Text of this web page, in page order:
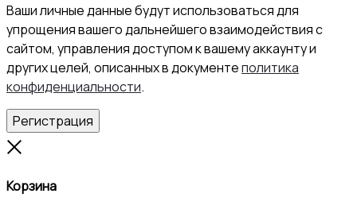
Ваши личные данные будут использоваться для
упрощения вашего дальнейшего взаимодействия с
сайтом, управления доступом к вашему аккаунту и
других целей, описанных в документеполитика
конфиденциальности.
Регистрация
Корзина